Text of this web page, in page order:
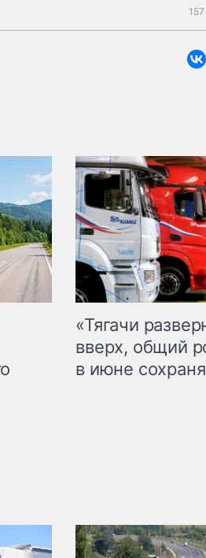
«Тягачи
вверх, общий
в июне